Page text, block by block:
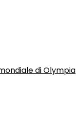
di Olympia